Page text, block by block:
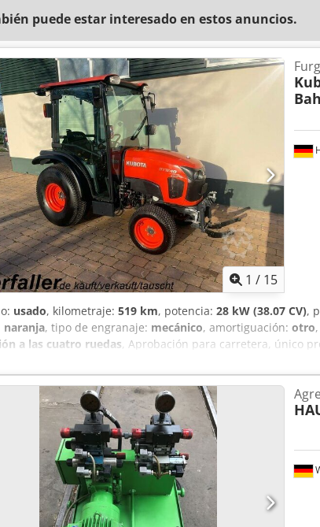
puede estar interesado en estos anuncios.
1 / 15
usado, kilometraje: 519 km, potencia: 28 kW (38.07 CV),
naranja, tipo de engranaje: mecánico, amortiguación: otro
a las cuatro ruedas, Aprobación para carretera, único
primera matriculación el 10.07.2017, 519 horas de
hidráulica delantera y trasera, asiento confort,
NOSOTROS, EL ESTADO Y LA IMPRESIÓN GENERAL SON
en el número indicado. //*SE ACEPTA CAMBIO,
SOBRE SU VEHÍCULO POSIBLES!Todos los
indicados no constituyen garantía ni son vinculantes. El
es vinculante. ¡Errores y venta previa reservados!